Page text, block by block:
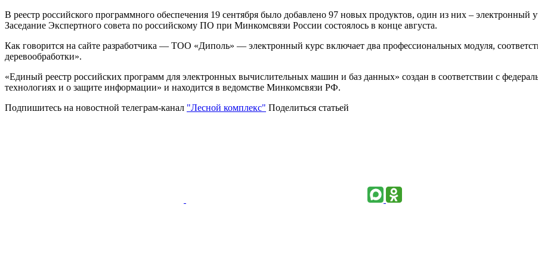
В реестр российского программного обеспечения 19 сентября было добавлено 97 новых продуктов, один из них – электронный
Заседание Экспертного совета по российскому ПО при Минкомсвязи России состоялось в конце августа.
Как говорится на сайте разработчика — ТОО «Диполь» — электронный курс включает два профессиональных модуля,
деревообработки».
«Единый реестр российских программ для электронных вычислительных машин и баз данных» создан в соответствии с
технологиях и о защите информации» и находится в ведомстве Минкомсвязи РФ.
Подпишитесь на новостной телеграм-канал "Лесной комплекс" Поделиться статьей